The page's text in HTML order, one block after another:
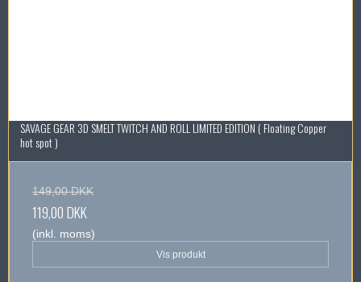
SAVAGE GEAR 3D SMELT TWITCH AND ROLL LIMITED EDITION ( Floating Copper
hot spot )
149,00 DKK
119,00 DKK
(inkl. moms)
Vis produkt